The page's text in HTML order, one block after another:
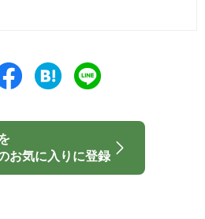
お気に入りに登録